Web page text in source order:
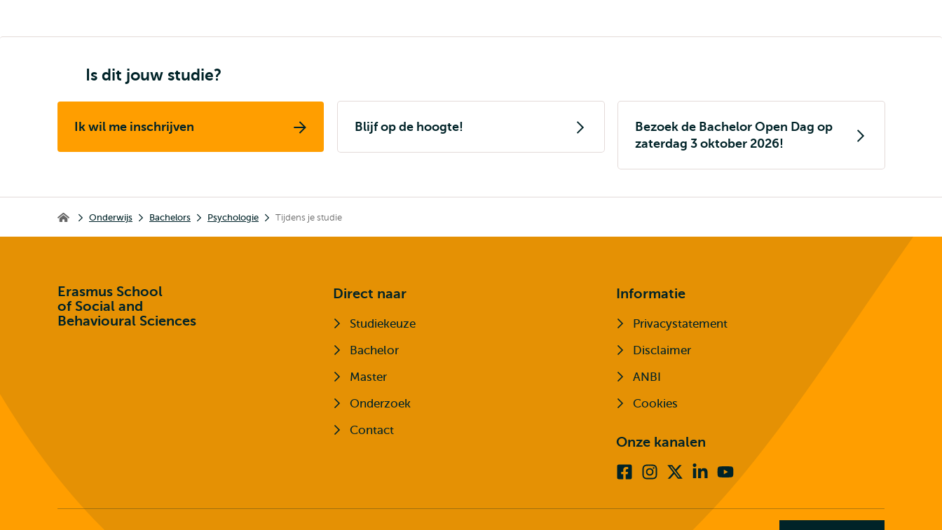
Is dit jouw studie?
Ik wil me inschrijven Blijf op de hoogte!
Bezoek de Bachelor Open Dag op
zaterdag 3 oktober 2026!
Erasmus School of Social and Behavioural Sciences
Onderwijs Bachelors Psychologie Tijdens je studie
Erasmus School
of Social and
Behavioural Sciences
Direct naar
Studiekeuze
Bachelor
Master
Onderzoek
Contact
Informatie
Privacystatement
Disclaimer
ANBI
Cookies
Onze kanalen
FacebookInstagram
(voorheen
twitter)
LinkedinYoutube